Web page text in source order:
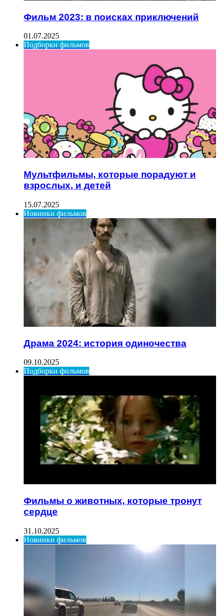
Фильм 2023: в поисках приключений
01.07.2025
Подборки фильмов
Мультфильмы, которые порадуют и
взрослых, и детей
15.07.2025
Новинки фильмов
Драма 2024: история одиночества
09.10.2025
Подборки фильмов
Фильмы о животных, которые тронут
сердце
31.10.2025
Новинки фильмов